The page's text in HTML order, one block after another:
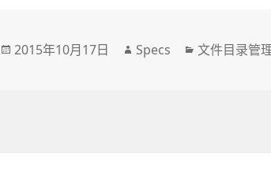
发
2015年10月17日
作
Specs
分
文件目录管